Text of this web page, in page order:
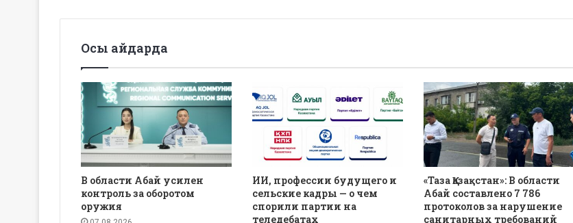
Осы айдарда
В области Абай усилен
контроль за оборотом
оружия
ИИ, профессии будущего и
сельские кадры — о чем
спорили партии на
теледебатах
«Таза Қазақстан»: В области
Абай составлено 7 786
протоколов за нарушение
санитарных требований